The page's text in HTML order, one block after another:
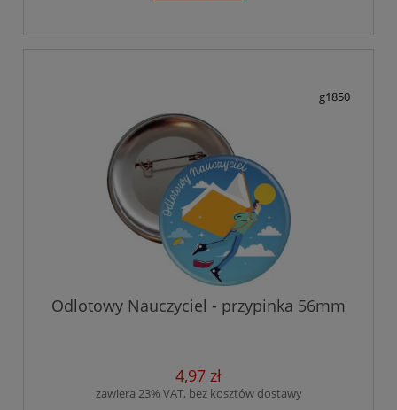
g1850
Odlotowy Nauczyciel - przypinka 56mm
4,97 zł
zawiera 23% VAT, bez kosztów dostawy